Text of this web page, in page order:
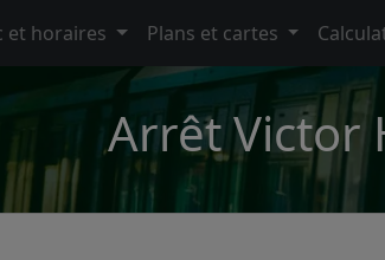
et horaires Plans et cartes
Arrêt Victor